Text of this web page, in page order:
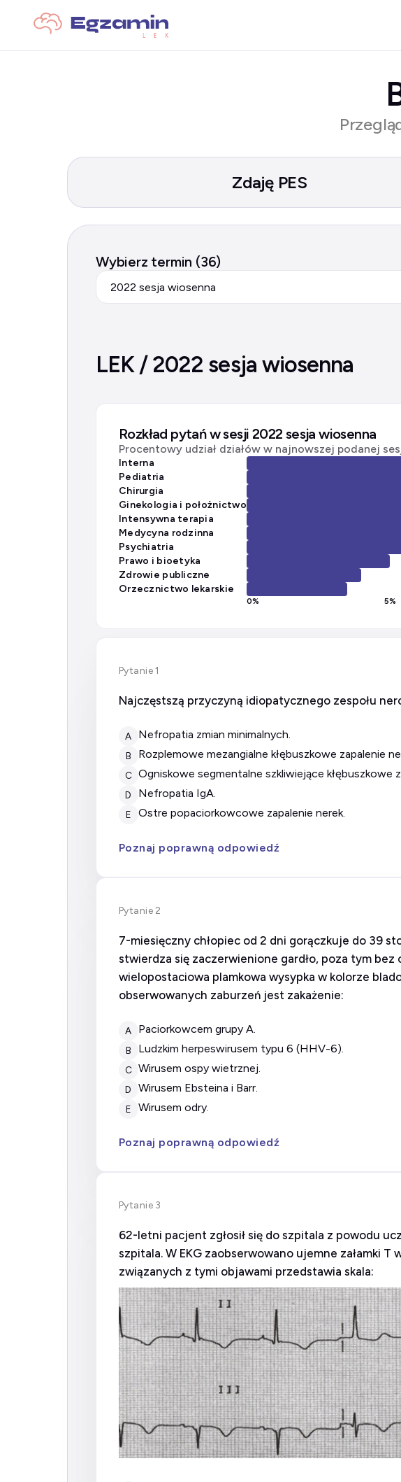
Zdaję PES
Wybierz termin (36)
2022 sesja wiosenna
LEK / 2022 sesja wiosenna
Rozkład pytań w sesji 2022 sesja wiosenna
Procentowy udział działów w najnowszej podanej
Interna
Pediatria
Chirurgia
Ginekologia i położnictwo
Intensywna terapia
Medycyna rodzinna
Psychiatria
Prawo i bioetyka
Zdrowie publiczne
Orzecznictwo lekarskie
0% 5%
Pytanie 1
Najczęstszą przyczyną idiopatycznego zespołu
A nefropatia zmian minimalnych.
B rozplemowe mezangialne kłębuszkowe zapalenie
C ogniskowe segmentalne szkliwiejące kłębuszkowe
D nefropatia IgA.
E ostre popaciorkowcowe zapalenie nerek.
Poznaj poprawną odpowiedź
Pytanie 2
7-miesięczny chłopiec od 2 dni gorączkuje do 39
stwierdza się zaczerwienione gardło, poza tym
wielopostaciowa plamkowa wysypka w kolorze
obserwowanych zaburzeń jest zakażenie:
A paciorkowcem grupy A.
B ludzkim herpeswirusem typu 6 (HHV-6).
C wirusem ospy wietrznej.
D wirusem Ebsteina i Barr.
E wirusem odry.
Poznaj poprawną odpowiedź
Pytanie 3
62-letni pacjent zgłosił się do szpitala z powodu
szpitala. W EKG zaobserwowano ujemne załamki
związanych z tymi objawami przedstawia skala: